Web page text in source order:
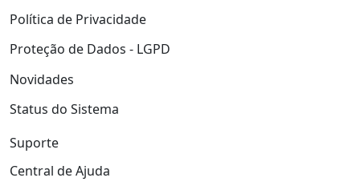
Política de Privacidade
Proteção de Dados - LGPD
Novidades
Status do Sistema
Suporte
Central de Ajuda